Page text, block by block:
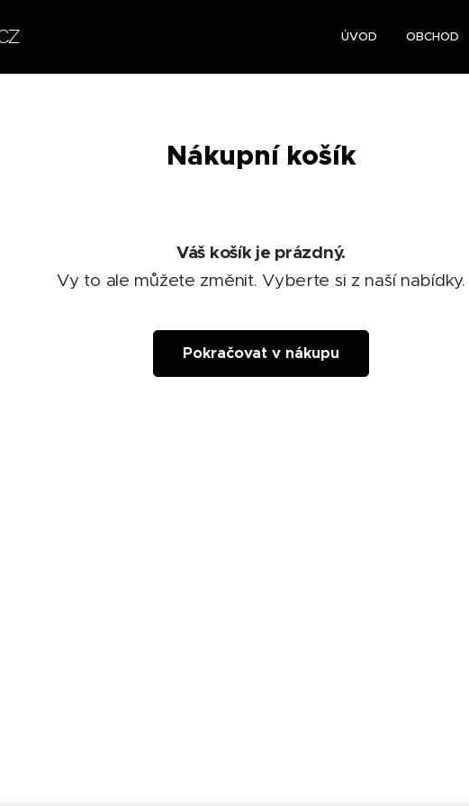
ÚVOD OBCHOD
Nákupní košík
Váš košík je prázdný.
Vy to ale můžete změnit. Vyberte si z naší nabídky.
Pokračovat v nákupu